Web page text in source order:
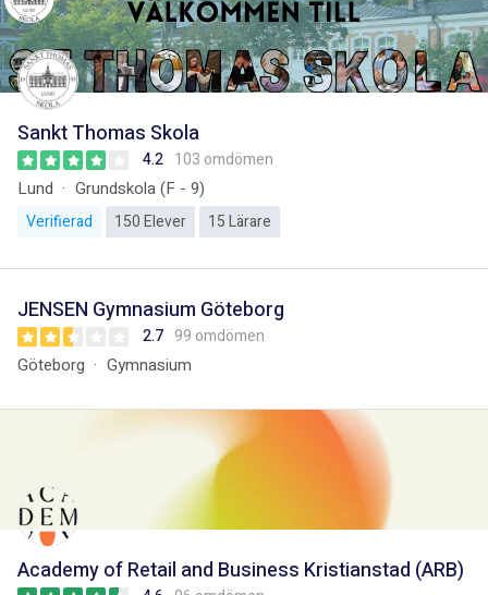
Sankt Thomas Skola
4.2 103 omdömen
Lund Grundskola (F - 9)
Verifierad 150 Elever 15 Lärare
JENSEN Gymnasium Göteborg
2.7 99 omdömen
Göteborg Gymnasium
Academy of Retail and Business Kristianstad (ARB)